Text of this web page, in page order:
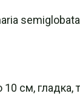
см, гладка,